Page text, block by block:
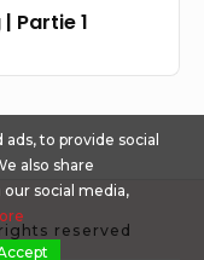
Partie 1
rights reserved
to provide social
also share
social media,